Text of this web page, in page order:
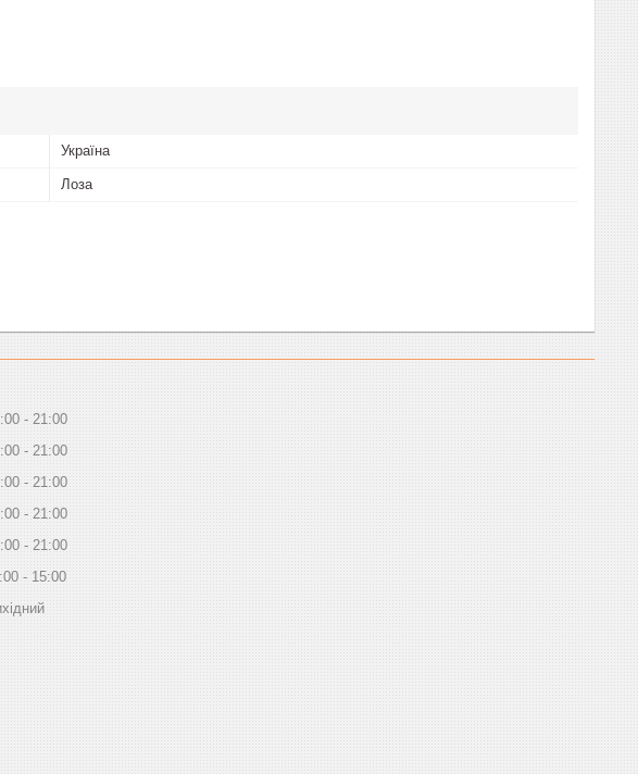
Україна
Лоза
21:00
21:00
21:00
21:00
21:00
15:00